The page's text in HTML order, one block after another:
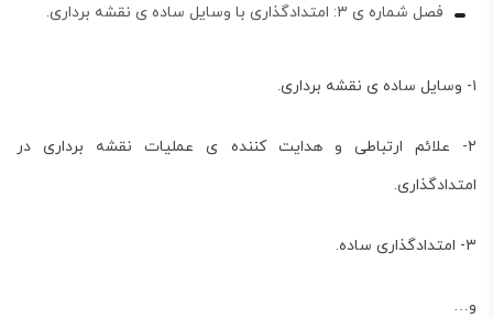
فصل شماره ی ۳: امتدادگذاری با وسایل ساده ی نقشه برداری.
۱- وسایل ساده ی نقشه برداری.
۲- علائم ارتباطی و هدایت کننده ی عملیات نقشه برداری در
امتدادگذاری.
۳- امتدادگذاری ساده.
و…